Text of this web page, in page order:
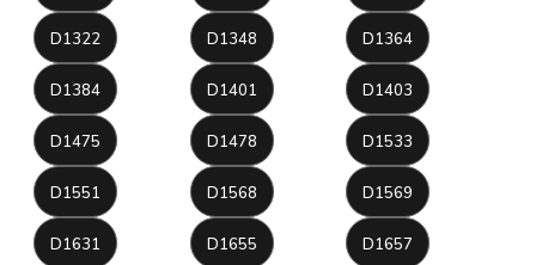
D1322 D1348 D1364
D1384 D1401 D1403
D1475 D1478 D1533
D1551 D1568 D1569
D1631 D1655 D1657